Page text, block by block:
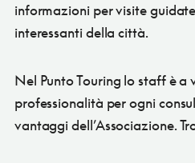
informazioni per visite
interessanti della città.
Nel Punto Touring lo staff è a
professionalità per ogni
vantaggi dell’Associazione.